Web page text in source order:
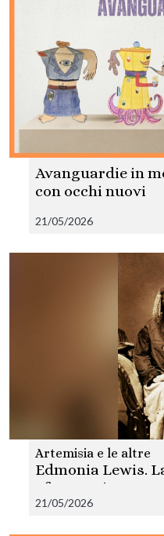
Avanguardie in
con occhi nuovi
21/05/2026
Artemisia e le altre
Edmonia Lewis.
afroamericana
21/05/2026